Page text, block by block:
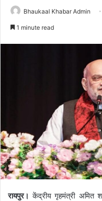
Bhaukaal Khabar Admin
1 minute read
रायपुर।केंद्रीय गृहमंत्री अमित